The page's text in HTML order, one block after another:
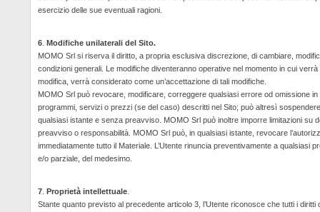
esercizio delle sue eventuali ragioni.
6
Modifiche unilaterali del Sito.
MOMO Srl si riserva il diritto, a propria esclusiva discrezione, di cambiare,
condizioni generali. Le modifiche diventeranno operative nel momento in cui
modifica, verrà considerato come un’accettazione di tali modifiche.
MOMO Srl può revocare, modificare, correggere qualsiasi errore od omissione
programmi, servizi o prezzi (se del caso) descritti nel Sito; può altresì
qualsiasi istante e senza preavviso. MOMO Srl può inoltre imporre limitazioni su
preavviso o responsabilità. MOMO Srl può, in qualsiasi istante, revocare
immediatamente tutto il Materiale. L’Utente rinuncia preventivamente a
e/o parziale, del medesimo.
7 Proprietà intellettuale
Stante quanto previsto al precedente articolo 3, l’Utente riconosce che tutti i